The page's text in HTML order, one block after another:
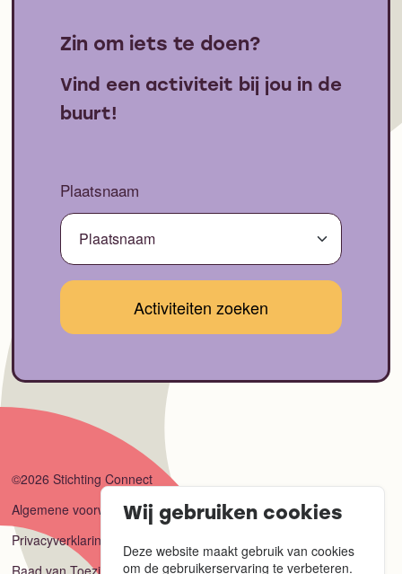
Zin om iets te doen?
Vind een activiteit bij jou in de
buurt!
Plaatsnaam
©2026 Stichting Connect
Algemene voorwaarden
Privacyverklaring
Wij gebruiken cookies
Deze website maakt gebruik van cookies
om de gebruikerservaring te verbeteren.